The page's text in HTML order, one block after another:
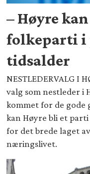
– Høyre
folkeparti i
tidsalder
NESTLEDERVALG I
valg som nestleder i
kommet for de gode
kan Høyre bli et
for det brede laget
næringslivet.